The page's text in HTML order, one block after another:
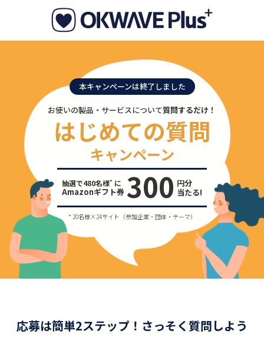
本キャンペーンは終了しました
お使いの製品・サービスについて質問するだけ！
はじめての質問
キャンペーン
抽選で480名様* に
Amazonギフト券 300 円分
当たる!
* 20名様×24サイト（参加企業・団体・テーマ）
応募は簡単2ステップ！さっそく質問しよう